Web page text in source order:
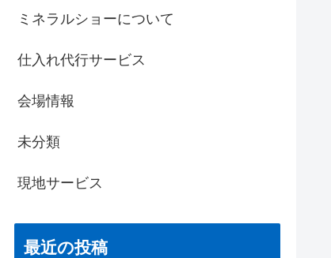
ミネラルショーについて
仕入れ代行サービス
会場情報
未分類
現地サービス
最近の投稿